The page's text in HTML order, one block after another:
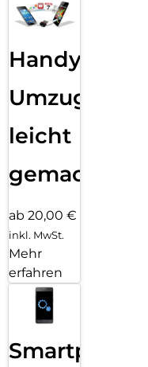
Handy
Umzug
leicht
gemacht!
ab 20,00 €
inkl. MwSt.
Mehr
erfahren
Smartphone